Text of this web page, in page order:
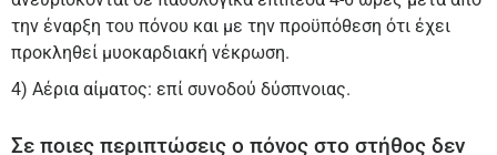
την έναρξη του πόνου και με την προϋπόθεση ότι έχει
προκληθεί μυοκαρδιακή νέκρωση.
4) Αέρια αίματος: επί συνοδού δύσπνοιας.
Σε ποιες περιπτώσεις ο πόνος στο στήθος δεν